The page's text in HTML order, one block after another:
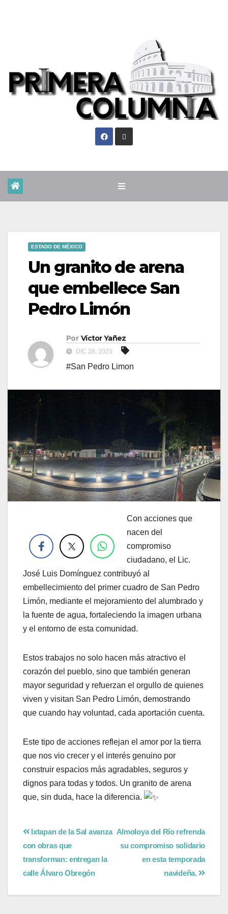
ESTADO DE MÉXICO
Un granito de arena
que embellece San
Pedro Limón
Por Víctor Yañez
DIC 28, 2025
#San Pedro Limon
Con acciones que
nacen del
compromiso
ciudadano, el Lic.
José Luis Domínguez contribuyó al
embellecimiento del primer cuadro de San Pedro
Limón, mediante el mejoramiento del alumbrado y
la fuente de agua, fortaleciendo la imagen urbana
y el entorno de esta comunidad.
Estos trabajos no solo hacen más atractivo el
corazón del pueblo, sino que también generan
mayor seguridad y refuerzan el orgullo de quienes
viven y visitan San Pedro Limón, demostrando
que cuando hay voluntad, cada aportación cuenta.
Este tipo de acciones reflejan el amor por la tierra
que nos vio crecer y el interés genuino por
construir espacios más agradables, seguros y
dignos para todas y todos. Un granito de arena
que, sin duda, hace la diferencia.
Almoloya del Río refrenda
su compromiso solidario
en esta temporada
navideña.
Ixtapan de la Sal avanza
con obras que
transforman: entregan la
calle Álvaro Obregón